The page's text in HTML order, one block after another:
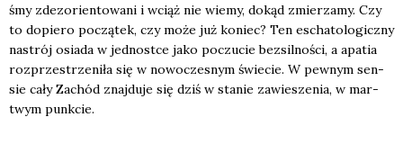
śmy zdez­o­rien­to­wa­ni i wciąż nie wie­my, dokąd zmie­rza­my. Czy
to dopie­ro począ­tek, czy może już koniec? Ten escha­to­lo­gicz­ny
nastrój osia­da w jed­no­st­ce jako poczu­cie bez­sil­no­ści, a apa­tia
roz­prze­strze­ni­ła się w nowo­cze­snym świe­cie. W pew­nym sen­
sie cały Zachód znaj­du­je się dziś w sta­nie zawie­sze­nia, w mar­
twym punk­cie.